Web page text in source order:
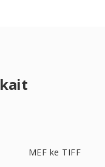
MEF ke TIFF